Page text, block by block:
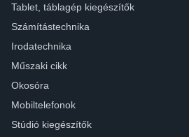
Tablet, táblagép kiegészítők
Számítástechnika
Irodatechnika
Műszaki cikk
Okosóra
Mobiltelefonok
Stúdió kiegészítők